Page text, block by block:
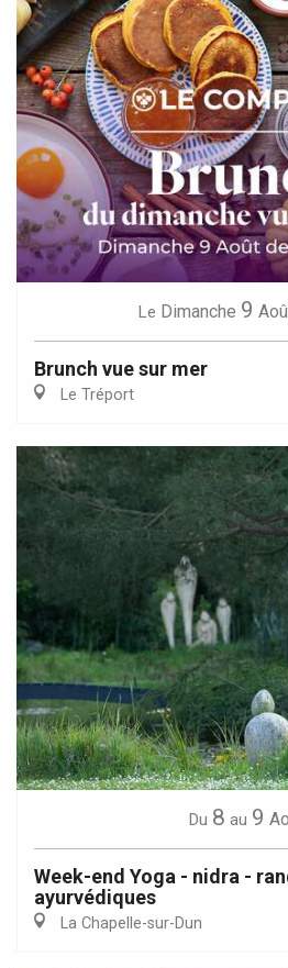
Le Dimanche 9
Brunch vue sur mer
Le Tréport
Du 8 au 9
Week-end Yoga - nidra -
ayurvédiques
La Chapelle-sur-Dun